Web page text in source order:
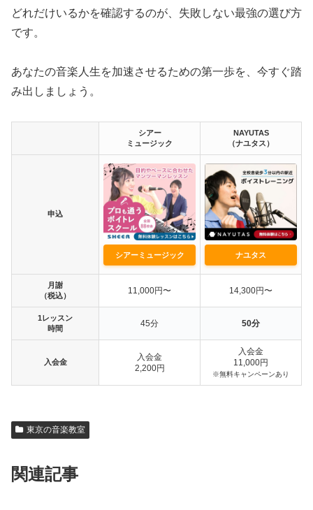
どれだけいるかを確認するのが、失敗しない最強の選び方
です。
あなたの音楽人生を加速させるための第一歩を、今すぐ踏
み出しましょう。
シアー
ミュージック
NAYUTAS
（ナユタス）
申込
シアーミュージック ナユタス
月謝
（税込）
11,000円〜 14,300円〜
1レッスン
時間
45分 50分
入会金
入会金
2,200円
入会金
11,000円
※無料キャンペーンあり
東京の音楽教室
関連記事